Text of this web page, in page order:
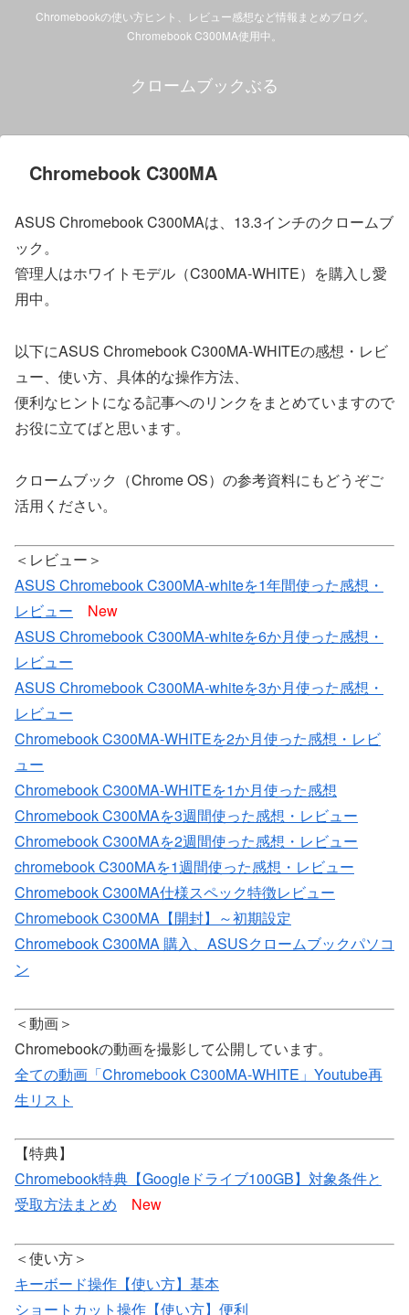
Chromebookの使い方ヒント、レビュー感想など情報まとめブログ。
Chromebook C300MA使用中。
クロームブックぶる
Chromebook C300MA
ASUS Chromebook C300MAは、13.3インチのクロームブ
ック。
管理人はホワイトモデル（C300MA-WHITE）を購入し愛
用中。
以下にASUS Chromebook C300MA-WHITEの感想・レビ
ュー、使い方、具体的な操作方法、
便利なヒントになる記事へのリンクをまとめていますので
お役に立てばと思います。
クロームブック（Chrome OS）の参考資料にもどうぞご
活用ください。
＜レビュー＞
ASUS Chromebook C300MA-whiteを1年間使った感想・
レビュー
New
ASUS Chromebook C300MA-whiteを6か月使った感想・
レビュー
ASUS Chromebook C300MA-whiteを3か月使った感想・
レビュー
Chromebook C300MA-WHITEを2か月使った感想・レビ
ュー
Chromebook C300MA-WHITEを1か月使った感想
Chromebook C300MAを3週間使った感想・レビュー
Chromebook C300MAを2週間使った感想・レビュー
chromebook C300MAを1週間使った感想・レビュー
Chromebook C300MA仕様スペック特徴レビュー
Chromebook C300MA【開封】～初期設定
Chromebook C300MA 購入、ASUSクロームブックパソコ
ン
＜動画＞
Chromebookの動画を撮影して公開しています。
全ての動画「Chromebook C300MA-WHITE」Youtube再
生リスト
【特典】
Chromebook特典【Googleドライブ100GB】対象条件と
受取方法まとめ
New
＜使い方＞
キーボード操作【使い方】基本
ショートカット操作【使い方】便利